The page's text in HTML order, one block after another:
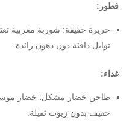
فطور:
حريرة خفيفة: شوربة مغربية
توابل دافئة دون دهون زائدة.
غداء:
طاجن خضار مشكل: خضار
خفيف بدون زيوت ثقيلة.